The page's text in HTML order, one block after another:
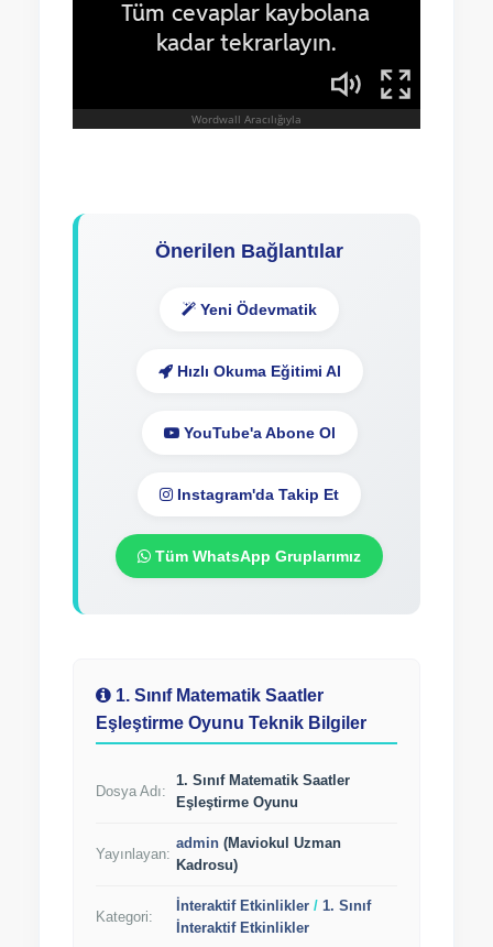
Önerilen Bağlantılar
Yeni Ödevmatik
Hızlı Okuma Eğitimi Al
YouTube'a Abone Ol
Instagram'da Takip Et
Tüm WhatsApp Gruplarımız
1. Sınıf Matematik Saatler
Eşleştirme Oyunu Teknik Bilgiler
Dosya Adı:
1. Sınıf Matematik Saatler
Eşleştirme Oyunu
Yayınlayan:
admin (Maviokul Uzman
Kadrosu)
Kategori:
İnteraktif Etkinlikler / 1. Sınıf
İnteraktif Etkinlikler